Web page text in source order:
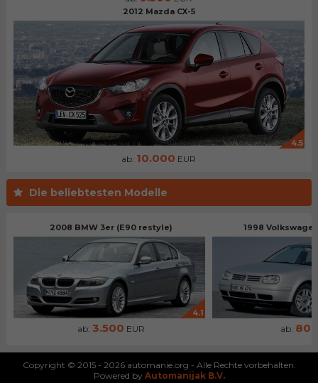
2012 Mazda CX-5
4.5
ab: 10.000 EUR
Die beliebtesten Modelle
2008 BMW 3er (E90 restyle)
4.1
ab: 3.500 EUR
1998
ab: 800
Copyright © 2015 - 2026 automanie.org - Alle Rechte vorbehalten.
Powered by Automanijak B.V.